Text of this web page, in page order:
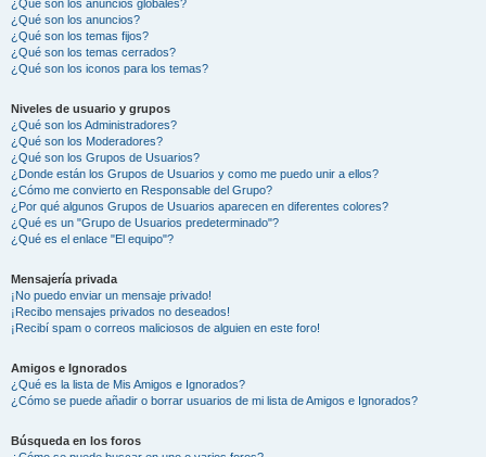
¿Qué son los anuncios globales?
¿Qué son los anuncios?
¿Qué son los temas fijos?
¿Qué son los temas cerrados?
¿Qué son los iconos para los temas?
Niveles de usuario y grupos
¿Qué son los Administradores?
¿Qué son los Moderadores?
¿Qué son los Grupos de Usuarios?
¿Donde están los Grupos de Usuarios y como me puedo unir a ellos?
¿Cómo me convierto en Responsable del Grupo?
¿Por qué algunos Grupos de Usuarios aparecen en diferentes colores?
¿Qué es un "Grupo de Usuarios predeterminado"?
¿Qué es el enlace "El equipo"?
Mensajería privada
¡No puedo enviar un mensaje privado!
¡Recibo mensajes privados no deseados!
¡Recibí spam o correos maliciosos de alguien en este foro!
Amigos e Ignorados
¿Qué es la lista de Mis Amigos e Ignorados?
¿Cómo se puede añadir o borrar usuarios de mi lista de Amigos e Ignorados?
Búsqueda en los foros